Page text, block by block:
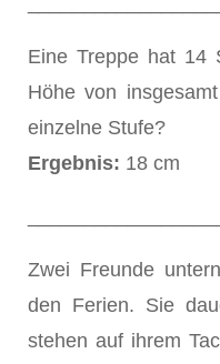
Eine Treppe hat 14
Höhe von
einzelne Stufe?
Ergebnis: 18 cm
Zwei Freunde
den Ferien. Sie
stehen auf ihrem